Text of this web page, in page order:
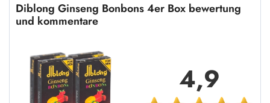
Diblong Ginseng Bonbons 4er Box bewertung
und kommentare
4,9